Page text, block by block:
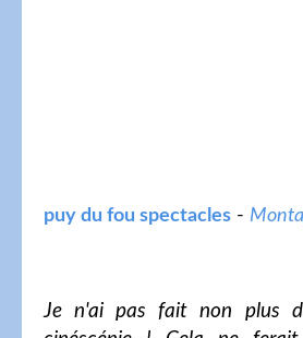
puy du fou spectacles -
Je n'ai pas fait non plus